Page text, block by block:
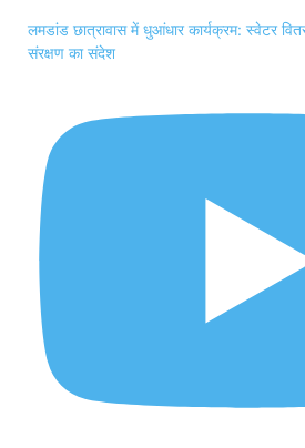
लमडांड छात्रावास में धुआंधार कार्यक्रम: स्वेटर
संरक्षण का संदेश